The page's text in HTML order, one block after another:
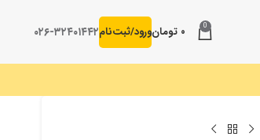
0 ۰ تومانورود/ثبت‌نام۰۲۶-۳۲۴۰۱۴۴۲